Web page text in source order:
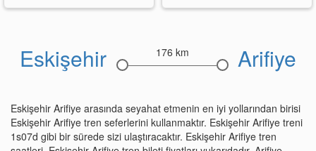
Eskişehir 176 km Arifiye
Eskişehir Arifiye arasında seyahat etmenin en iyi yollarından birisi
Eskişehir Arifiye tren seferlerini kullanmaktır. Eskişehir Arifiye treni
1s07d gibi bir sürede sizi ulaştıracaktır. Eskişehir Arifiye tren